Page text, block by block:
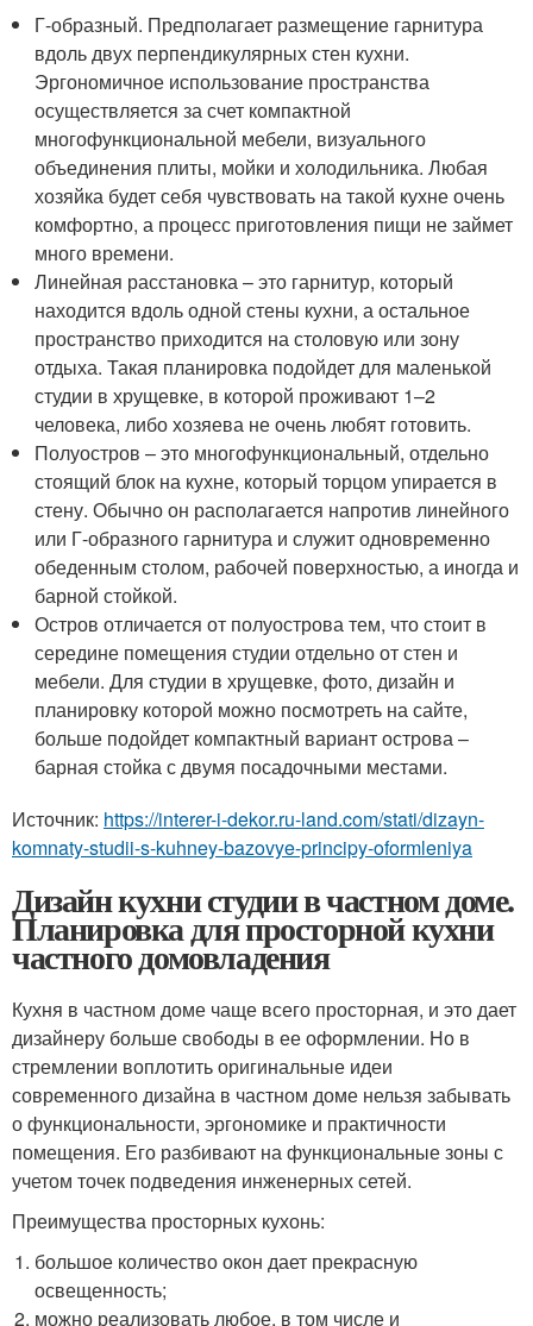
Г-образный. Предполагает размещение гарнитура
вдоль двух перпендикулярных стен кухни.
Эргономичное использование пространства
осуществляется за счет компактной
многофункциональной мебели, визуального
объединения плиты, мойки и холодильника. Любая
хозяйка будет себя чувствовать на такой кухне очень
комфортно, а процесс приготовления пищи не займет
много времени.
Линейная расстановка – это гарнитур, который
находится вдоль одной стены кухни, а остальное
пространство приходится на столовую или зону
отдыха. Такая планировка подойдет для маленькой
студии в хрущевке, в которой проживают 1–2
человека, либо хозяева не очень любят готовить.
Полуостров – это многофункциональный, отдельно
стоящий блок на кухне, который торцом упирается в
стену. Обычно он располагается напротив линейного
или Г-образного гарнитура и служит одновременно
обеденным столом, рабочей поверхностью, а иногда и
барной стойкой.
Остров отличается от полуострова тем, что стоит в
середине помещения студии отдельно от стен и
мебели. Для студии в хрущевке, фото, дизайн и
планировку которой можно посмотреть на сайте,
больше подойдет компактный вариант острова –
барная стойка с двумя посадочными местами.
Источник: https://interer-i-dekor.ru-land.com/stati/dizayn-
komnaty-studii-s-kuhney-bazovye-principy-oformleniya
Дизайн кухни студии в частном доме.
Планировка для просторной кухни
частного домовладения
Кухня в частном доме чаще всего просторная, и это дает
дизайнеру больше свободы в ее оформлении. Но в
стремлении воплотить оригинальные идеи
современного дизайна в частном доме нельзя забывать
о функциональности, эргономике и практичности
помещения. Его разбивают на функциональные зоны с
учетом точек подведения инженерных сетей.
Преимущества просторных кухонь:
большое количество окон дает прекрасную
освещенность;
можно реализовать любое, в том числе и